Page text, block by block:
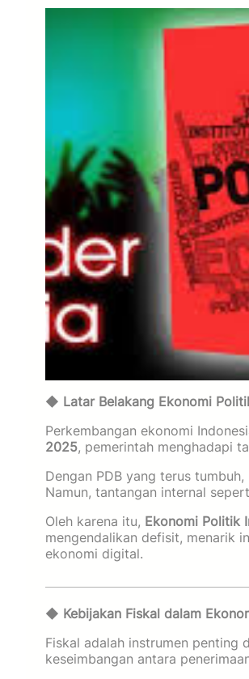
◆ Latar Belakang Ekonomi
Perkembangan ekonomi
2025, pemerintah menghadapi
Dengan PDB yang terus
Namun, tantangan internal
Oleh karena itu, Ekonomi Politik
mengendalikan defisit, menarik
ekonomi digital.
◆ Kebijakan Fiskal dalam
Fiskal adalah instrumen penting
keseimbangan antara